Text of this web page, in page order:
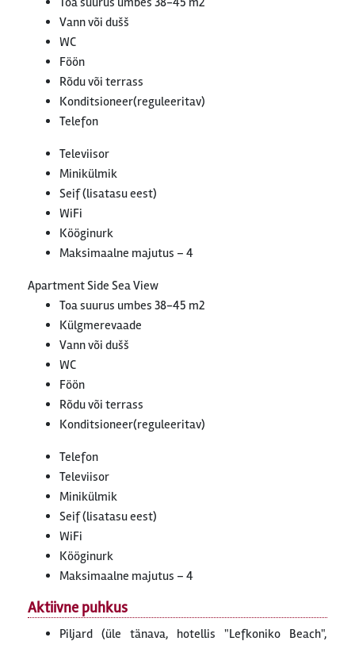
Vann või dušš
WC
Föön
Rõdu või terrass
Konditsioneer(reguleeritav)
Telefon
Televiisor
Minikülmik
Seif (lisatasu eest)
WiFi
Kööginurk
Maksimaalne majutus – 4
Apartment Side Sea View
Toa suurus umbes 38-45 m2
Külgmerevaade
Vann või dušš
WC
Föön
Rõdu või terrass
Konditsioneer(reguleeritav)
Telefon
Televiisor
Minikülmik
Seif (lisatasu eest)
WiFi
Kööginurk
Maksimaalne majutus – 4
Aktiivne puhkus
Piljard (üle tänava, hotellis "Lefkoniko Beach",